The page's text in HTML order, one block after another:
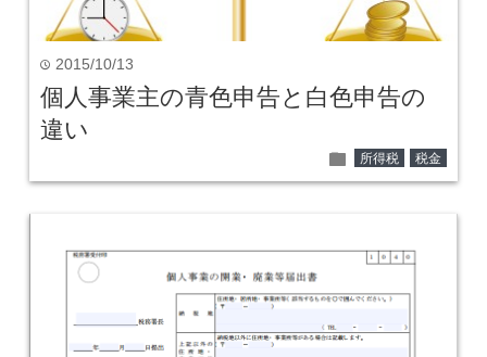
time 2015/10/13
個人事業主の青色申告と白色申告の
違い
folder 所得税 税金